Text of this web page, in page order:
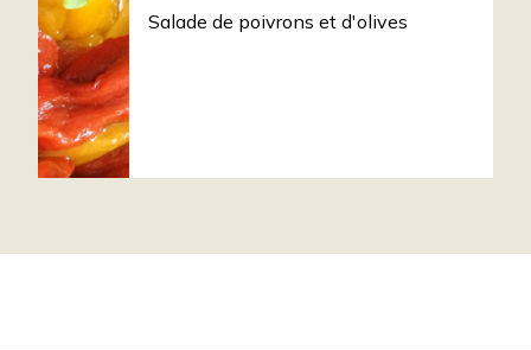
Salade de poivrons et d'olives